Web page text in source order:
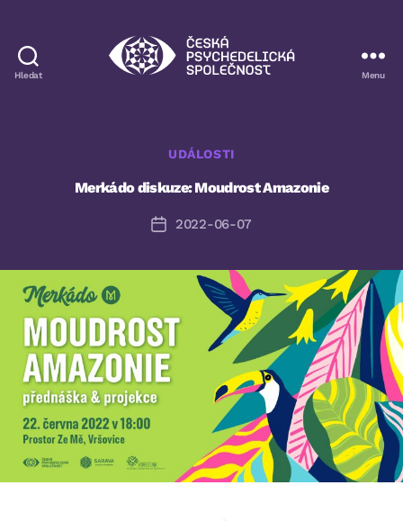
Hledat Menu
Rubriky
UDÁLOSTI
Merkádo diskuze: Moudrost Amazonie
Datum
2022-06-07